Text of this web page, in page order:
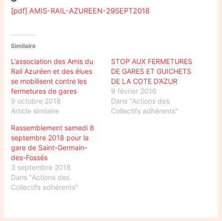
[pdf] AMIS-RAIL-AZUREEN-29SEPT2018
Similaire
L’association des Amis du
Rail Azuréen et des élues
se mobilisent contre les
fermetures de gares
9 octobre 2018
Article similaire
STOP AUX FERMETURES
DE GARES ET GUICHETS
DE LA COTE D’AZUR
9 février 2016
Dans "Actions des
Collectifs adhérents"
Rassemblement samedi 8
septembre 2018 pour la
gare de Saint-Germain-
des-Fossés
3 septembre 2018
Dans "Actions des
Collectifs adhérents"